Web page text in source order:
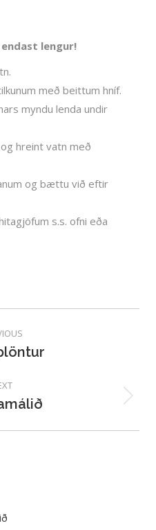
lengur!
með beittum hníf.
myndu lenda undir
hreint vatn með
og bættu við eftir
s.s. ofni eða
Previous
Next